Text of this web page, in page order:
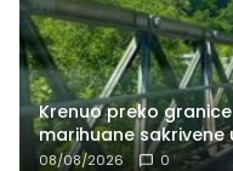
Krenuo preko
marihuane
08/08/2026 0